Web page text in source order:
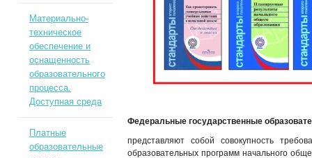
Федеральные государственные
представляют собой совокупность
образовательных программ начального
Материально-
техническое
обеспечение и
оснащенность
образовательного
процесса.
Доступная среда
Платные
образовательные